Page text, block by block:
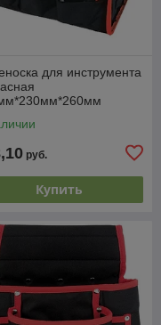
для инструмента
руб.
Купить